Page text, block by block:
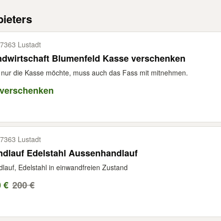
Lustadt
Blumenfeld Kasse verschenken
die Kasse möchte, muss auch das Fass mit mitnehmen.
Lustadt
Edelstahl Aussenhandlauf
Edelstahl in einwandfreien Zustand
€ 200 €